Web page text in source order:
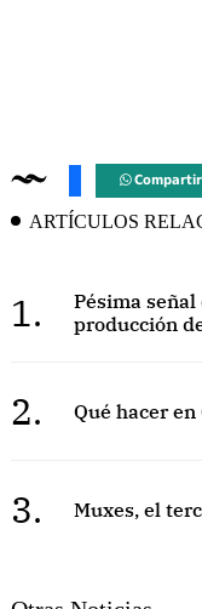
Compartir
ARTÍCULOS
1.
Pésima
producción
2. Qué hacer en
3. Muxes, el